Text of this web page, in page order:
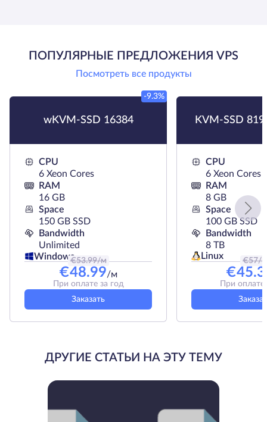
ПОПУЛЯРНЫЕ ПРЕДЛОЖЕНИЯ VPS
Посмотреть все продукты
wKVM-SSD 16384
-9.3%
CPU
6 Xeon Cores
RAM
16 GB
Space
150 GB SSD
Bandwidth
Unlimited
Windows
€53.99/м
€48.99/м
При оплате за год
Заказать
KVM-SSD
CPU
6 Xeon Cores
RAM
8 GB
Space
100 GB SSD
Bandwidth
8 TB
Linux
€57/м
€
При оплате
ДРУГИЕ СТАТЬИ НА ЭТУ ТЕМУ